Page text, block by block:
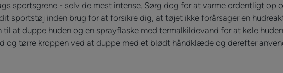
sportsgrene - selv de mest intense. Sørg dog for at varme ordentligt op
sportstøj inden brug for at forsikre dig, at tøjet ikke forårsager en
at duppe huden og en sprayflaske med termalkildevand for at køle
og tørre kroppen ved at duppe med et blødt håndklæde og derefter